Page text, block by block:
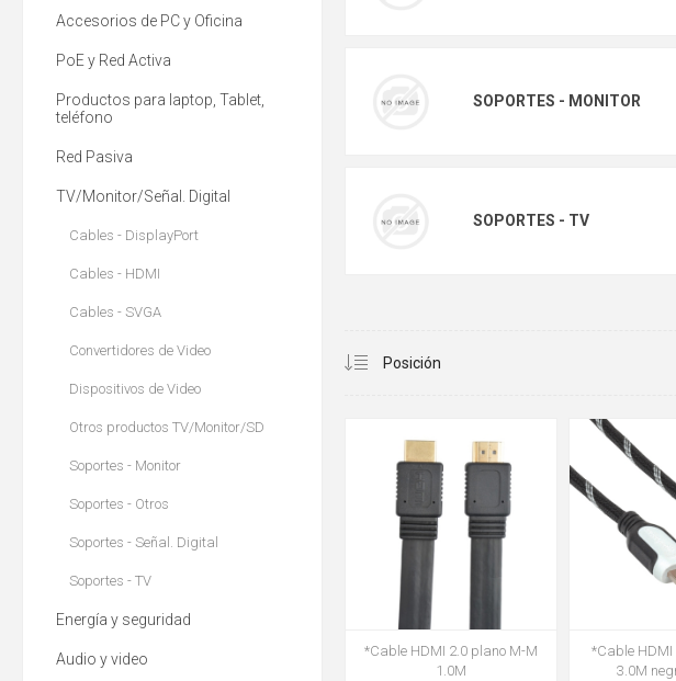
SOPORTES - MONITOR
SOPORTES - TV
*Cable HDMI 2.0 plano M-M
1.0M
*Cable HDMI
3.0M
Accesorios de PC y Oficina
PoE y Red Activa
Productos para laptop, Tablet,
teléfono
Red Pasiva
TV/Monitor/Señal. Digital
Cables - DisplayPort
Cables - HDMI
Cables - SVGA
Convertidores de Video
Dispositivos de Video
Otros productos TV/Monitor/SD
Soportes - Monitor
Soportes - Otros
Soportes - Señal. Digital
Soportes - TV
Energía y seguridad
Audio y video